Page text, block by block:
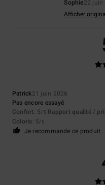
Sophie22 juin
Afficher
Patrick21 juin 2026
Pas encore essayé
Confort: 5/5 Rapport qualité /
Coloris: 5/5
Je recommande ce produit